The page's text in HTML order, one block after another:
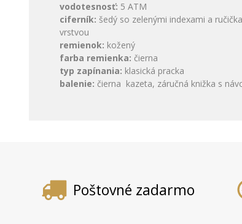
vodotesnosť: 5 ATM
ciferník: šedý so zelenými indexami a
vrstvou
remienok: kožený
farba remienka: čierna
typ zapínania: klasická pracka
balenie: čierna kazeta, záručná knižka s
Poštovné zadarmo